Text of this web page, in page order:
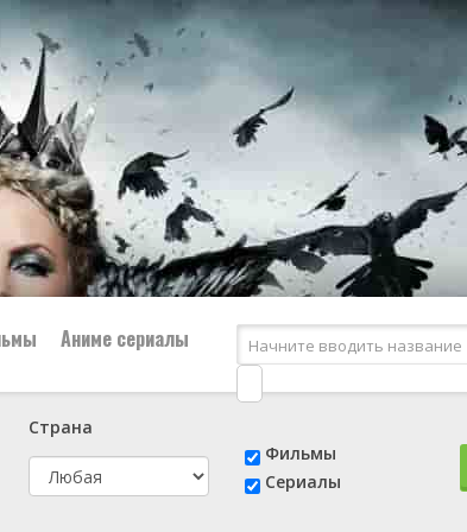
🕵️‍♂️ Детектив
Аниме сериалы
Страна
Фильмы
Сериалы